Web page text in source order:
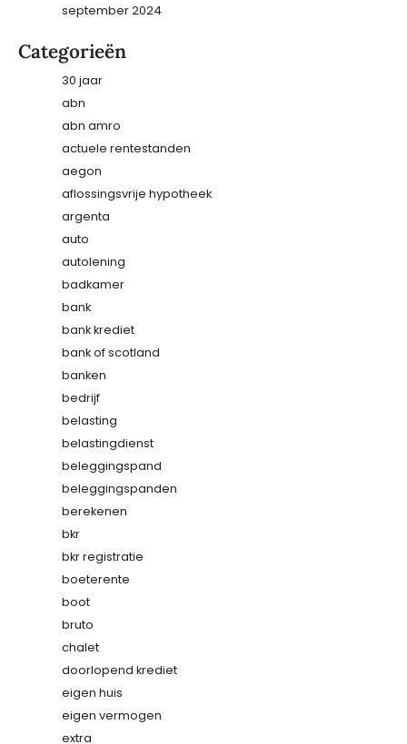
september 2024
Categorieën
30 jaar
abn
abn amro
actuele rentestanden
aegon
aflossingsvrije hypotheek
argenta
auto
autolening
badkamer
bank
bank krediet
bank of scotland
banken
bedrijf
belasting
belastingdienst
beleggingspand
beleggingspanden
berekenen
bkr
bkr registratie
boeterente
boot
bruto
chalet
doorlopend krediet
eigen huis
eigen vermogen
extra